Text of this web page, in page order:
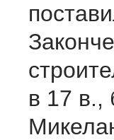
в 17 в.,